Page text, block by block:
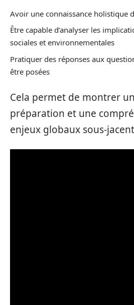
Avoir une connaissance holistique
Être capable d’analyser les
sociales et environnementales
Pratiquer des réponses aux
être posées
Cela permet de montrer
préparation et une
enjeux globaux sous-